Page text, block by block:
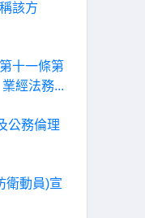
該方
十一條第
經法務...
公務倫理
衛動員)宣